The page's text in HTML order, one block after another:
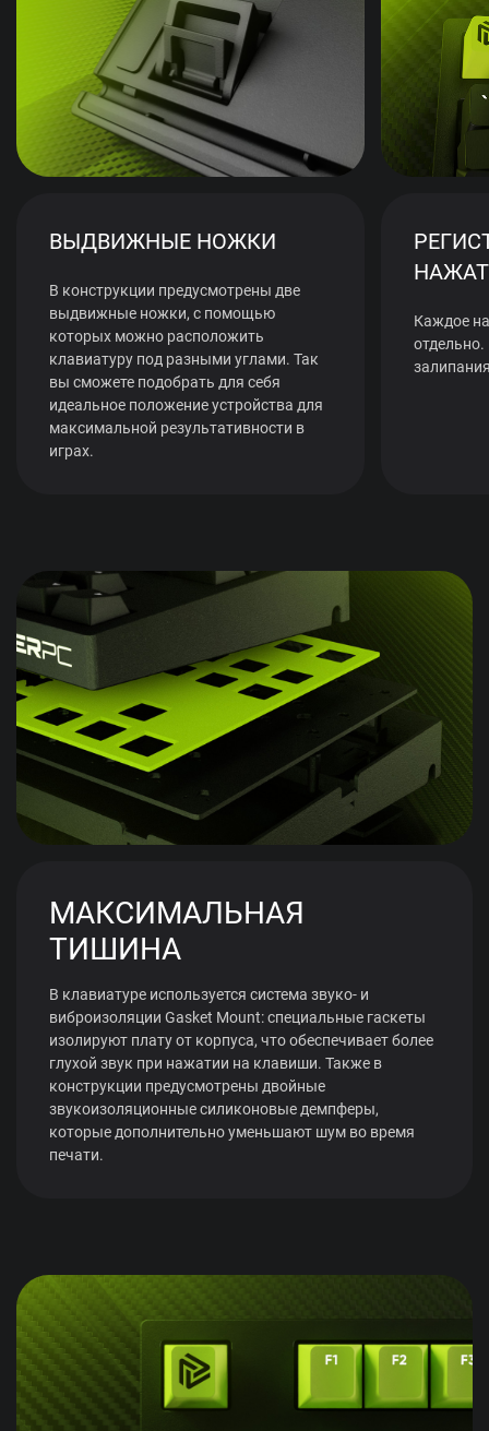
ВЫДВИЖНЫЕ НОЖКИ
В конструкции предусмотрены две
выдвижные ножки, с помощью
которых можно расположить
клавиатуру под разными углами. Так
вы сможете подобрать для себя
идеальное положение устройства для
максимальной результативности в
играх.
Каждое
МАКСИМАЛЬНАЯ
ТИШИНА
В клавиатуре используется система звуко- и
виброизоляции Gasket Mount: специальные гаскеты
изолируют плату от корпуса, что обеспечивает более
глухой звук при нажатии на клавиши. Также в
конструкции предусмотрены двойные
звукоизоляционные силиконовые демпферы,
которые дополнительно уменьшают шум во время
печати.